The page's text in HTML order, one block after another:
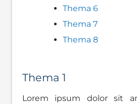
Thema 6
Thema 7
Thema 8
Thema 1
Lorem ipsum dolor sit